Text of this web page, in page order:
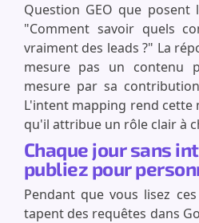
Question GEO que posent
"Comment savoir quels
vraiment des leads ?" La
mesure pas un contenu
mesure par sa
L'intent mapping rend cette
qu'il attribue un rôle clair à
Chaque jour sans
publiez pour
Pendant que vous lisez
tapent des requêtes dans